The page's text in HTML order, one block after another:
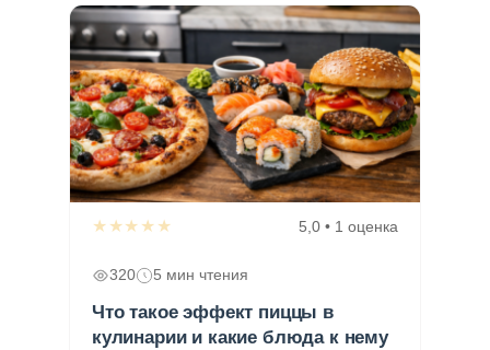
★★★★★ 5,0 • 1 оценка
320 5 мин чтения
Что такое эффект пиццы в
кулинарии и какие блюда к нему